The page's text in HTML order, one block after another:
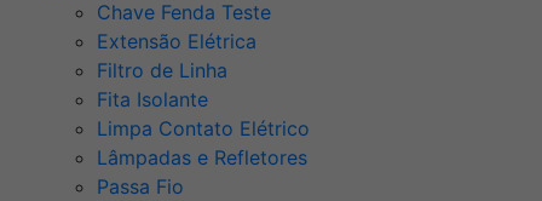
Chave Fenda Teste
Extensão Elétrica
Filtro de Linha
Fita Isolante
Limpa Contato Elétrico
Lâmpadas e Refletores
Passa Fio